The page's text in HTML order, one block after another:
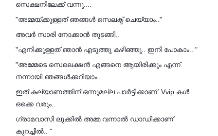
സെക്ഷനിലേക്ക് വന്നു....
"അമ്മയ്ക്കുള്ളത് ഞങ്ങൾ സെലക്ട്‌ ചെയ്യാം.."
അവർ സാരി നോക്കാൻ തുടങ്ങി..
"എനിക്കുള്ളത് ഞാൻ എടുത്തു കഴിഞ്ഞു.. ഇനി പോകാം.. "
"അമ്മേടെ സെലെക്ഷൻ എങ്ങനെ ആയിരിക്കും എന്ന്
നന്നായി ഞങ്ങൾക്കറിയാം..
ഇത് കല്യാണത്തിന് ഒന്നുമല്ല പാർട്ടിക്കാണ്. Vvip കൾ
ഒക്കെ വരും..
ഗ്രാമവാസി ലുക്കിൽ അമ്മ വന്നാൽ ഡാഡിക്കാണ്
കുറച്ചിൽ.. "